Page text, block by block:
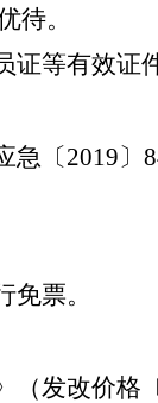
待。
证等有效证
急〔2019〕
票。
（发改价格